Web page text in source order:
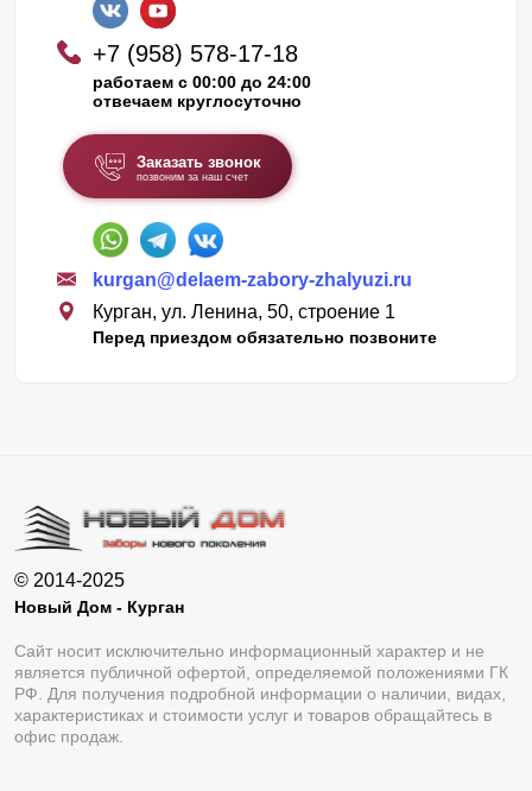
+7 (958) 578-17-18
работаем с 00:00 до 24:00
отвечаем круглосуточно
Заказать звонок
позвоним за наш счет
kurgan@delaem-zabory-zhalyuzi.ru
Курган, ул. Ленина, 50, строение 1
Перед приездом обязательно позвоните
© 2014-2025
Новый Дом - Курган
Сайт носит исключительно информационный характер и не
является публичной офертой, определяемой положениями ГК
РФ. Для получения подробной информации о наличии, видах,
характеристиках и стоимости услуг и товаров обращайтесь в
офис продаж.